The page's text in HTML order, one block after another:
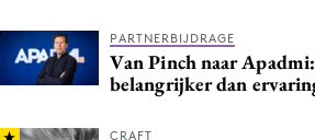
PARTNERBIJDRAGE
Van Pinch naar
belangrijker dan
CRAFT